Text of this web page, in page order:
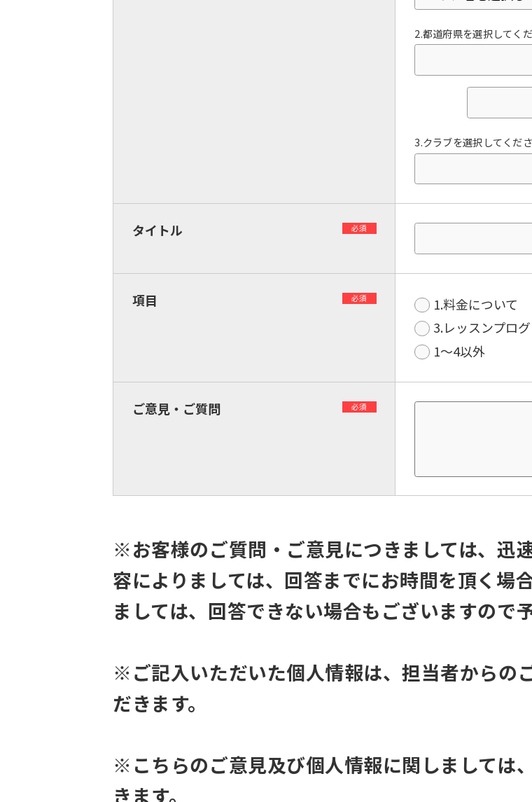
2.都道府県を選択してくだ
3.クラブを選択してくださ
タイトル 必須
項目 必須 1.料金について
3.レッスンプロ
1〜4以外
ご意見・ご質問 必須
※お客様のご質問・ご意見につきましては、迅
容によりましては、回答までにお時間を頂く場
ましては、回答できない場合もございますので
※ご記入いただいた個人情報は、担当者からの
だきます。
※こちらのご意見及び個人情報に関しましては
きます。
Automatic translation